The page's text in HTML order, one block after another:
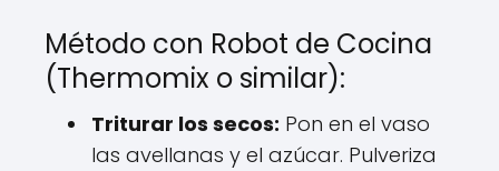
Método con Robot de Cocina
(Thermomix o similar):
Triturar los secos: Pon en el vaso
las avellanas y el azúcar. Pulveriza